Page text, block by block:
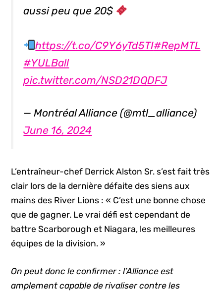
aussi peu que 20$
https://t.co/C9Y6yTd5TI#RepMTL
#YULBall
pic.twitter.com/NSD21DQDFJ
— Montréal Alliance (@mtl_alliance)
June 16, 2024
L’entraîneur-chef Derrick Alston Sr. s’est fait très
clair lors de la dernière défaite des siens aux
mains des River Lions : « C’est une bonne chose
que de gagner. Le vrai défi est cependant de
battre Scarborough et Niagara, les meilleures
équipes de la division. »
On peut donc le confirmer : l’Alliance est
amplement capable de rivaliser contre les